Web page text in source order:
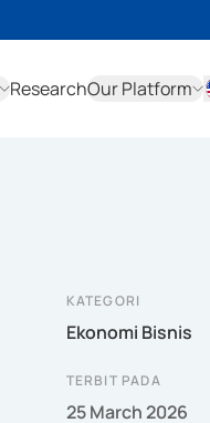
ResearchOur Platform
KATEGORI
Ekonomi Bisnis
TERBIT PADA
25 March 2026